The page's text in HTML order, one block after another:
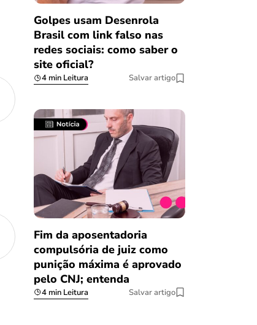
Golpes usam Desenrola
Brasil com link falso nas
redes sociais: como saber o
site oficial?
4 min Leitura Salvar artigo
Fim da aposentadoria
compulsória de juiz como
punição máxima é aprovado
pelo CNJ; entenda
4 min Leitura Salvar artigo